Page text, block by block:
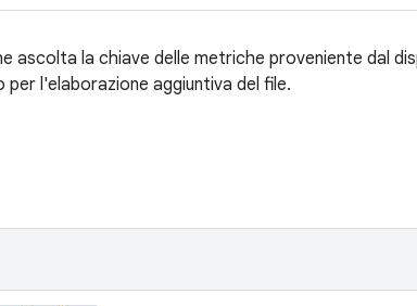
ascolta la chiave delle metriche proveniente dal
l'elaborazione aggiuntiva del file.